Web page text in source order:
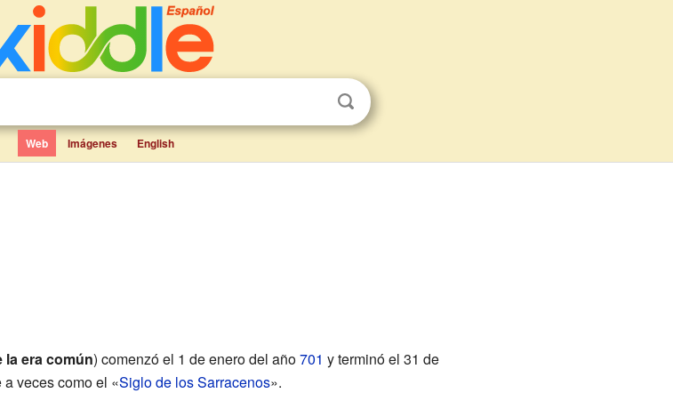
Web Imágenes English
era común) comenzó el 1 de enero del año701 y terminó el 31 de
veces como el «Siglo de los Sarracenos».